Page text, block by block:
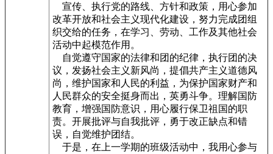
宣传、执行党的路线、方针和政策，用心参加
改革开放和社会主义现代化建设，努力完成团组
织交给的任务，在学习、劳动、工作及其他社会
活动中起模范作用。
自觉遵守国家的法律和团的纪律，执行团的决
议，发扬社会主义新风尚，提倡共产主义道德风
尚，维护国家和人民的利益，为保护国家财产和
人民群众的安全挺身而出，英勇斗争。理解国防
教育，增强国防意识，用心履行保卫祖国的职
责。开展批评与自我批评，勇于改正缺点和错
误，自觉维护团结。
于是，在上一学期的班级活动中，我用心参与